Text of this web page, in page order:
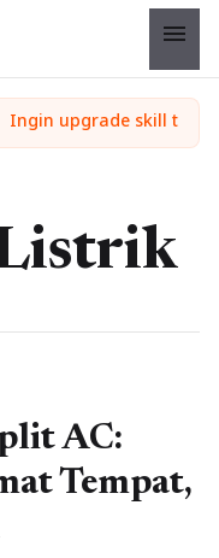
menu
AC:
Tempat,